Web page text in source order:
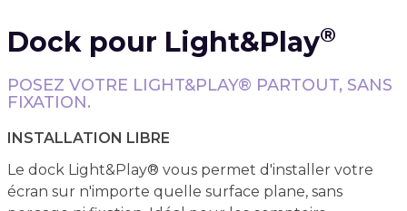
Dock pour Light&Play®
POSEZ VOTRE LIGHT&PLAY® PARTOUT, SANS
FIXATION.
INSTALLATION LIBRE
Le dock Light&Play® vous permet d'installer votre
écran sur n'importe quelle surface plane, sans